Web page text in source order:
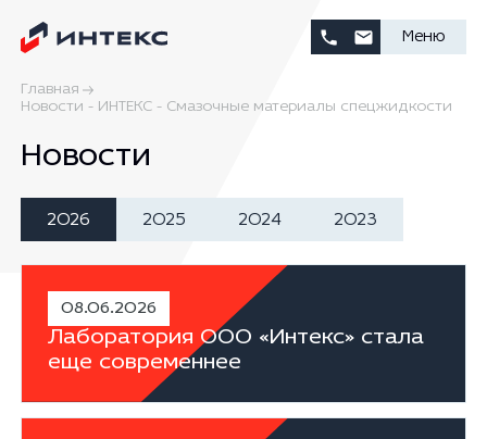
Меню
Главная
Новости - ИНТЕКС - Смазочные материалы спецжидкости
Новости
2026 2025 2024 2023
08.06.2026
Лаборатория ООО «Интекс» стала
еще современнее